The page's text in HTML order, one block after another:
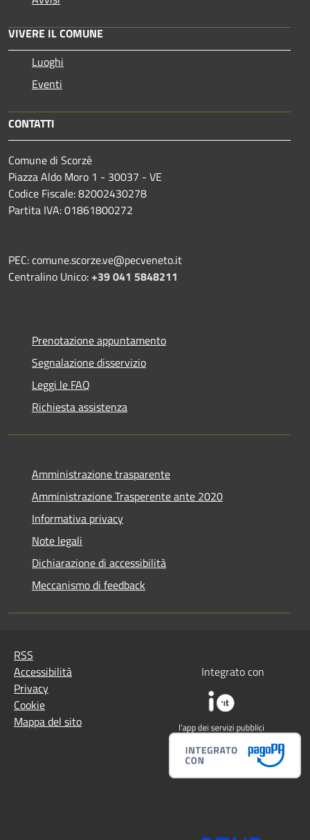
VIVERE IL COMUNE
Luoghi
Eventi
CONTATTI
Comune di Scorzè
Piazza Aldo Moro 1 - 30037 - VE
Codice Fiscale: 82002430278
Partita IVA: 01861800272
PEC: comune.scorze.ve@pecveneto.it
Centralino Unico:+39 041 5848211
Prenotazione appuntamento
Segnalazione disservizio
Leggi le FAQ
Richiesta assistenza
Amministrazione trasparente
Amministrazione Trasperente ante 2020
Informativa privacy
Note legali
Dichiarazione di accessibilità
Meccanismo di feedback
RSS
Accessibilità
Privacy
Cookie
Mappa del sito
Integrato con